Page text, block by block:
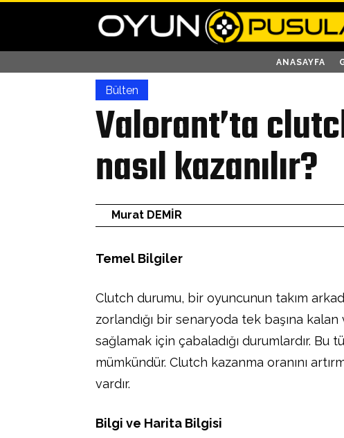
ANASAYFA
Bülten
Valorant’ta
nasıl kazanılır?
Murat DEMİR
Temel Bilgiler
Clutch durumu, bir oyuncunun takım
zorlandığı bir senaryoda tek başına
sağlamak için çabaladığı durumlardır. Bu
mümkündür. Clutch kazanma oranını
vardır.
Bilgi ve Harita Bilgisi